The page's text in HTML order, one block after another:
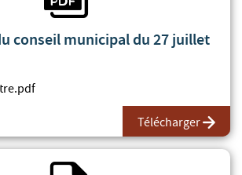
conseil municipal du 27 juillet
Télécharger